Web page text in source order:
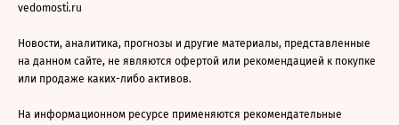
vedomosti.ru
Новости, аналитика, прогнозы и другие материалы, представленные
на данном сайте, не являются офертой или рекомендацией к покупке
или продаже каких-либо активов.
На информационном ресурсе применяются рекомендательные